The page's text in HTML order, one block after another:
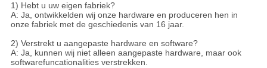
1) Hebt u uw eigen fabriek?
A: Ja, ontwikkelden wij onze hardware en produceren hen in
onze fabriek met de geschiedenis van 16 jaar.
2) Verstrekt u aangepaste hardware en software?
A: Ja, kunnen wij niet alleen aangepaste hardware, maar ook
softwarefuncationalities verstrekken.